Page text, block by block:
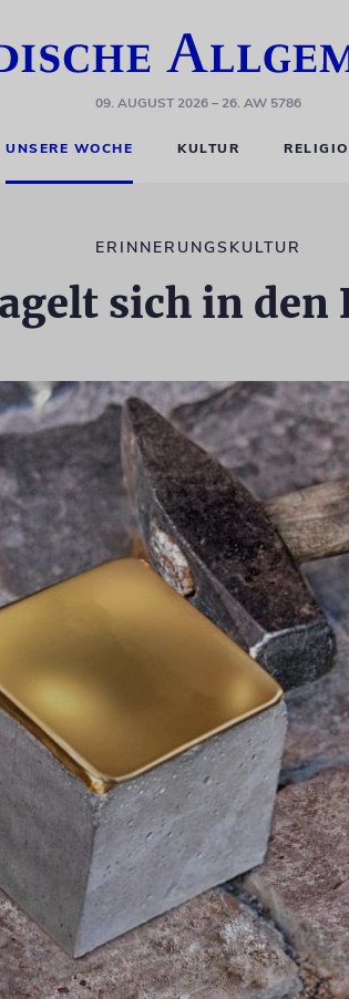
09. AUGUST 2026– 26. AW 5786
UNSERE WOCHE KULTUR
ERINNERUNGSKULTUR
sich in den